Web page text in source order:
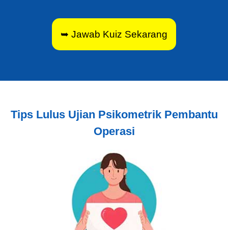
➥ Jawab Kuiz Sekarang
Tips Lulus Ujian Psikometrik Pembantu
Operasi